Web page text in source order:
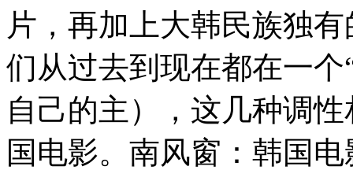
片，再加上大韩民族独
们从过去到现在都在一
自己的主），这几种调
国电影。南风窗：韩国